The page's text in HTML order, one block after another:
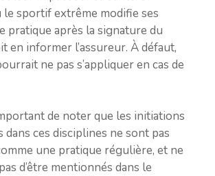
le sportif extrême modifie ses
pratique après la signature du
en informer l’assureur. À défaut,
ne pas s’appliquer en cas de
de noter que les initiations
dans ces disciplines ne sont pas
une pratique régulière, et ne
d’être mentionnés dans le